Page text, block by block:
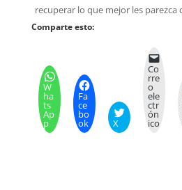
recuperar lo que mejor les parezca
Comparte esto:
W
ha
ts
Ap
p
Fa
ce
bo
ok X
Co
rre
o
ele
ctr
ón
ico